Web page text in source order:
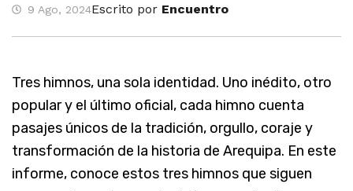
9 Ago, 2024Escrito por Encuentro
Tres himnos, una sola identidad. Uno inédito, otro
popular y el último oficial, cada himno cuenta
pasajes únicos de la tradición, orgullo, coraje y
transformación de la historia de Arequipa. En este
informe, conoce estos tres himnos que siguen